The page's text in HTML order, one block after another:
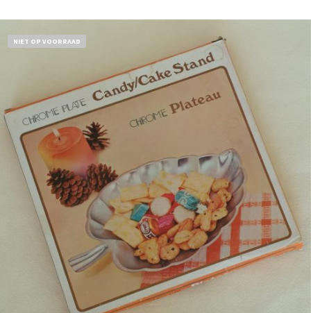
NIET OP VOORRAAD